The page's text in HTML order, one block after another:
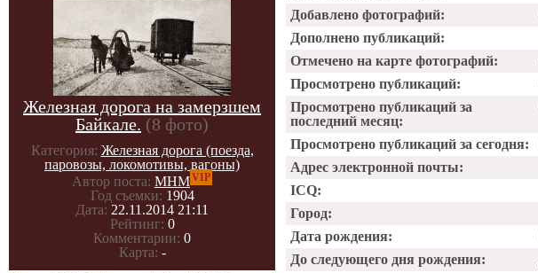
Железная дорога на замерзшем
Байкале. (8 фото)
Категория: Железная дорога (поезда,
паровозы, локомотивы, вагоны)
Автор поста: МНМVIP
Год съемки: 1904
Дата: 22.11.2014 21:11
Рейтинг: 0
Комментарии: 0
Карта: -
Добавлено фотографий:
Дополнено публикаций:
Отмечено на карте фотографий:
Просмотрено публикаций:
Просмотрено публикаций за
последний месяц:
Просмотрено публикаций за сегодня:
Адрес электронной почты:
ICQ:
Город:
Дата рождения:
До следующего дня рождения: